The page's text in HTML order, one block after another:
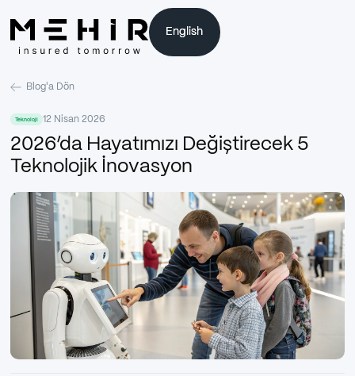
English
English
Blog'a Dön
Teknoloji 12 Nisan 2026
2026’da Hayatımızı Değiştirecek 5
Teknolojik İnovasyon